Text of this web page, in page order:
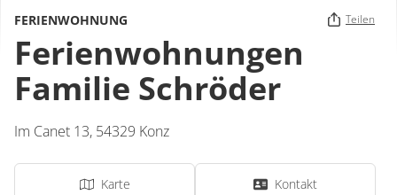
FERIENWOHNUNG Teilen
Ferienwohnungen
Familie Schröder
Im Canet 13, 54329 Konz
Karte Kontakt